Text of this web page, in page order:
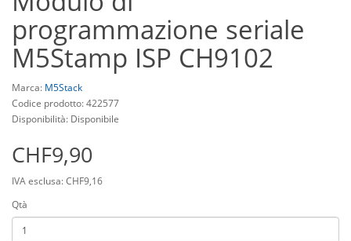
programmazione seriale
M5Stamp ISP CH9102
Marca: M5Stack
Codice prodotto: 422577
Disponibilità: Disponibile
CHF9,90
IVA esclusa: CHF9,16
Qtà